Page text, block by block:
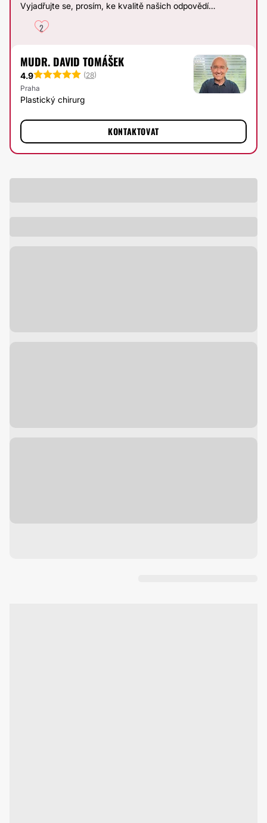
Vyjadřujte se, prosím, ke kvalitě našich odpovědí…
2
MUDR. DAVID TOMÁŠEK
4.9 (28)
Praha
Plastický chirurg
KONTAKTOVAT